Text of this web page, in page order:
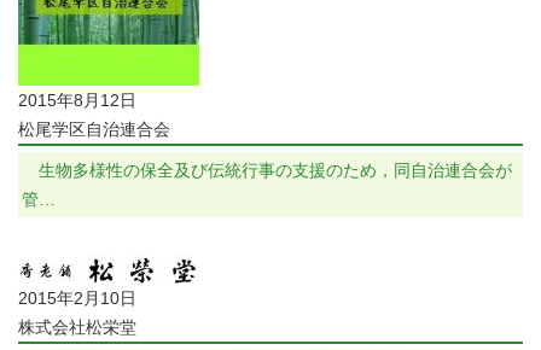
2015年8月12日
松尾学区自治連合会
生物多様性の保全及び伝統行事の支援のため，同自治連合会が
管…
2015年2月10日
株式会社松栄堂